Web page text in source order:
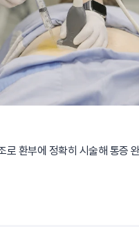
로 환부에 정확히 시술해 통증